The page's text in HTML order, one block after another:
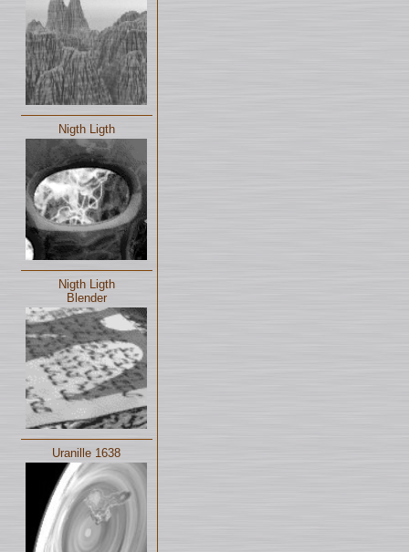
Nigth Ligth
Nigth Ligth
Blender
Uranille 1638